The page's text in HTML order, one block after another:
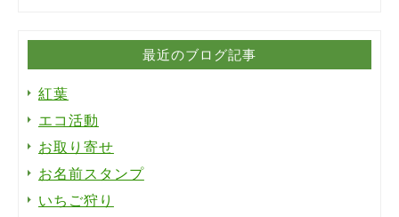
最近のブログ記事
紅葉
エコ活動
お取り寄せ
お名前スタンプ
いちご狩り